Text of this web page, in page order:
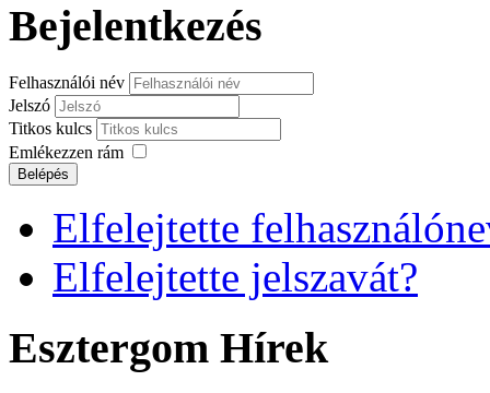
Bejelentkezés
Felhasználói név
Jelszó
Titkos kulcs
Emlékezzen rám
Belépés
Elfelejtette
Elfelejtette jelszavát?
Esztergom Hírek